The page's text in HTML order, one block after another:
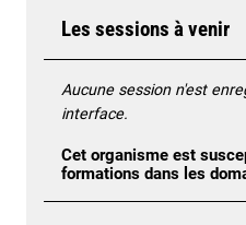
Les sessions à venir
Aucune session n'est
interface.
Cet organisme est
formations dans les